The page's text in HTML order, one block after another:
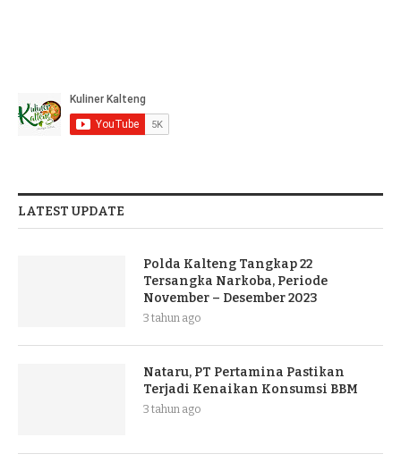
LATEST UPDATE
Polda Kalteng Tangkap 22
Tersangka Narkoba, Periode
November – Desember 2023
3 tahun ago
Nataru, PT Pertamina Pastikan
Terjadi Kenaikan Konsumsi BBM
3 tahun ago